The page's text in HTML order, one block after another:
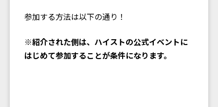
参加する方法は以下の通り！
※紹介された側は、ハイストの公式イベントに
はじめて参加することが条件になります。